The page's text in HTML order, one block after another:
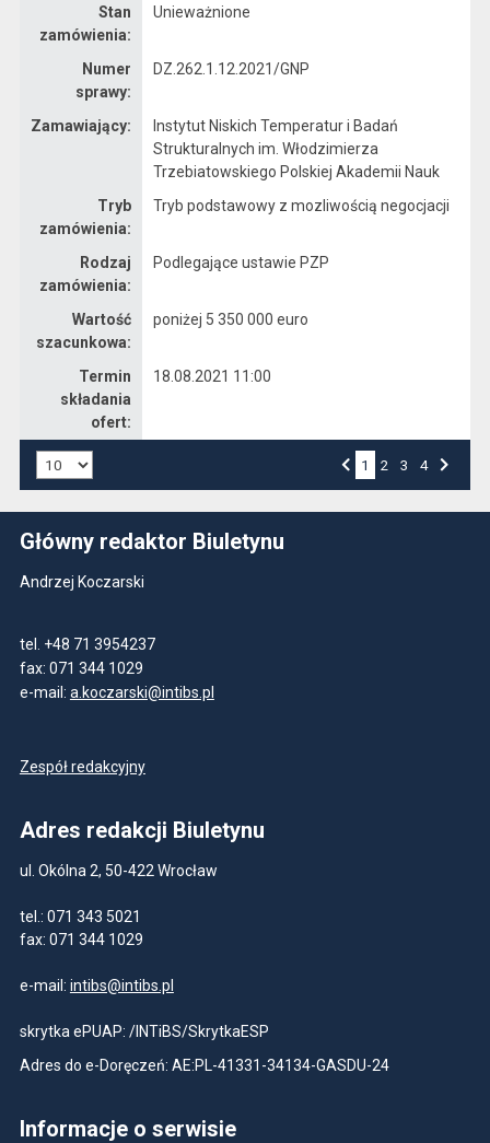
Stan
zamówienia:
Unieważnione
Numer
sprawy:
DZ.262.1.12.2021/GNP
Zamawiający:
Instytut Niskich Temperatur i Badań
Strukturalnych im. Włodzimierza
Trzebiatowskiego Polskiej Akademii Nauk
Tryb
zamówienia:
Tryb podstawowy z mozliwością negocjacji
Rodzaj
zamówienia:
Podlegające ustawie PZP
Wartość
szacunkowa:
poniżej 5 350 000 euro
Termin
składania
ofert:
18.08.2021 11:00
1 2 3 4
Główny redaktor Biuletynu
Andrzej Koczarski
tel. +48 71 3954237
fax: 071 344 1029
e-mail: a.koczarski@intibs.pl
Zespół redakcyjny
Adres redakcji Biuletynu
ul. Okólna 2, 50-422 Wrocław
tel.: 071 343 5021
fax: 071 344 1029
e-mail: intibs@intibs.pl
skrytka ePUAP: /INTiBS/SkrytkaESP
Adres do e-Doręczeń: AE:PL-41331-34134-GASDU-24
Informacje o serwisie